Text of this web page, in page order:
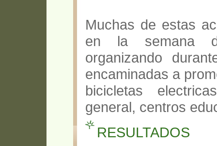
Muchas de estas
en la semana
organizando
encaminadas a
bicicletas
general, centros
RESULTADOS